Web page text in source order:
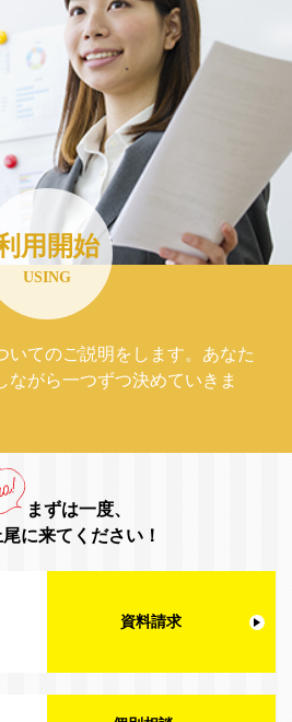
用開始
USING
いてのご説明をします。あなた
ながら一つずつ決めていきま
まずは一度、
に来てください！
資料請求